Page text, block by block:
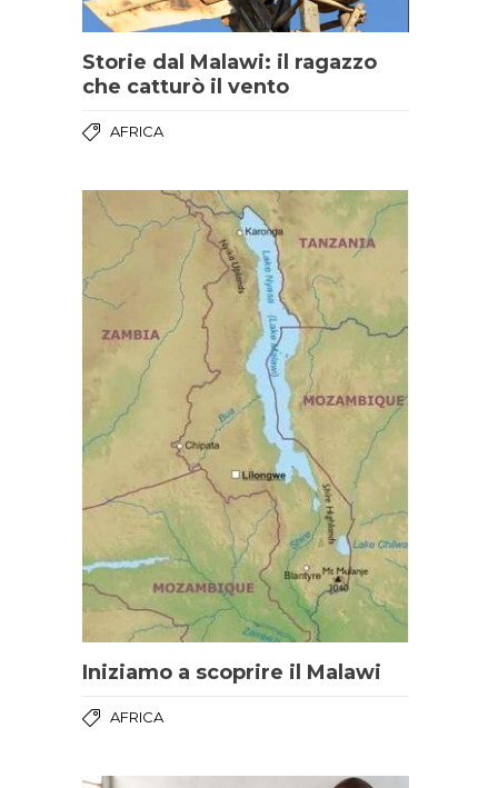
Storie dal Malawi: il ragazzo
che catturò il vento
AFRICA
Iniziamo a scoprire il Malawi
AFRICA